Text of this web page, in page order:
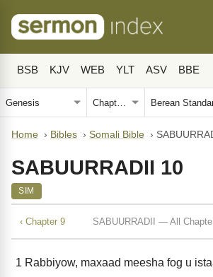
BSB KJV WEB YLT ASV BBE
Home › Bibles › Somali Bible ›
SABUURRADII 10
SIM
‹ Chapter 9 SABUURRADII — All
1 Rabbiyow, maxaad meesha fog u